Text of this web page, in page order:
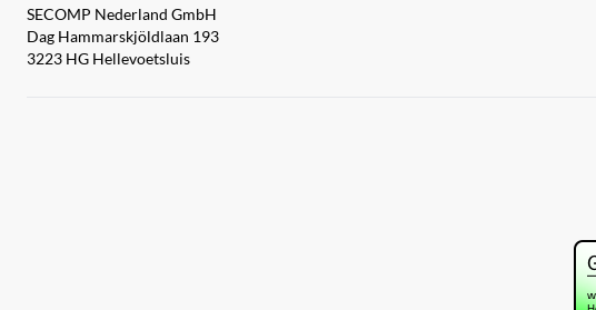
SECOMP Nederland GmbH
Dag Hammarskjöldlaan 193
3223 HG Hellevoetsluis